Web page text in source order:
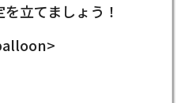
を立てましょう！